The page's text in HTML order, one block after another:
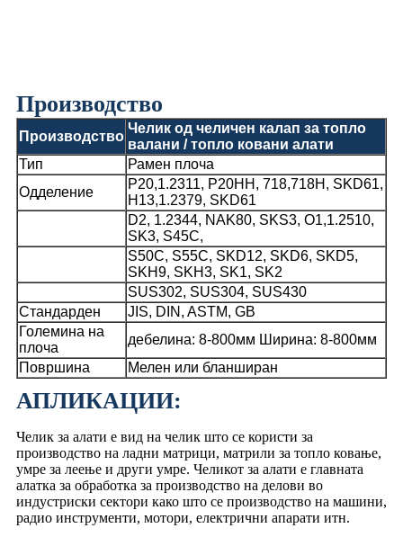
Производство
Производство
Челик од челичен калап за топло
валани / топло ковани алати
Тип
Рамен плоча
Одделение
P20,1.2311, P20HH, 718,718H, SKD61,
H13,1.2379, SKD61
D2, 1.2344, NAK80, SKS3, O1,1.2510,
SK3, S45C,
S50C, S55C, SKD12, SKD6, SKD5,
SKH9, SKH3, SK1, SK2
SUS302, SUS304, SUS430
Стандарден
JIS, DIN, ASTM, GB
Големина на
плоча
дебелина: 8-800мм Ширина: 8-800мм
Површина
Мелен или бланширан
АПЛИКАЦИИ:
Челик за алати е вид на челик што се користи за
производство на ладни матрици, матрили за топло ковање,
умре за леење и други умре. Челикот за алати е главната
алатка за обработка за производство на делови во
индустриски сектори како што се производство на машини,
радио инструменти, мотори, електрични апарати итн.